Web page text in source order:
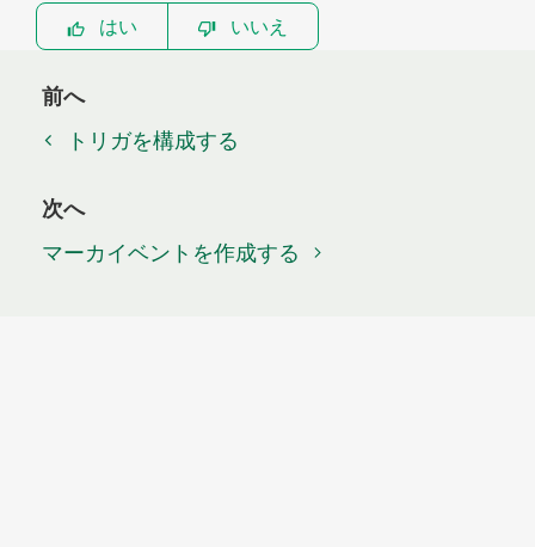
はい
いいえ
前へ
トリガを構成する
次へ
マーカイベントを作成する